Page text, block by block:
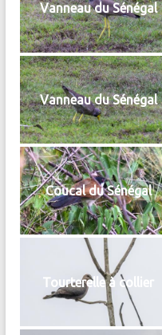
Vanneau du Sénégal
Vanneau du Sénégal
Coucal du Sénégal
Tourterelle à collier